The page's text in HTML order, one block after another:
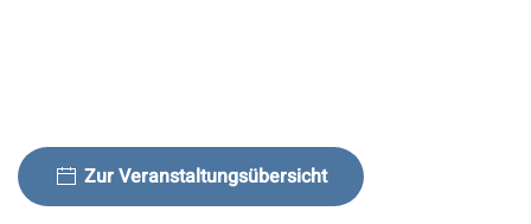
Zur Veranstaltungsübersicht